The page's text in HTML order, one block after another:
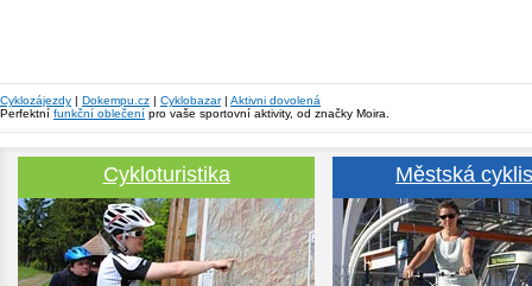
Cyklozájezdy | Dokempu.cz | Cyklobazar| Aktivni dovolená
Perfektní funkční oblečení pro vaše sportovní aktivity, od značky Moira.
Cykloturistika Městská